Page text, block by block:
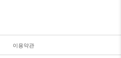
이용약관